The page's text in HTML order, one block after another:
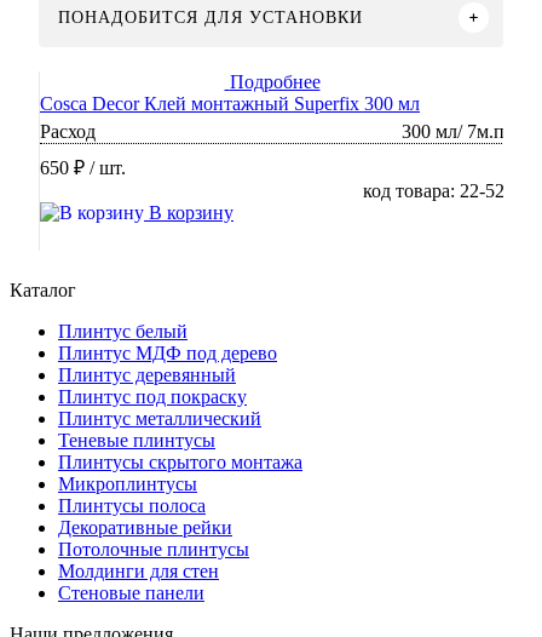
ПОНАДОБИТСЯ ДЛЯ УСТАНОВКИ
Подробнее
Cosca Decor Клей монтажный Superfix 300 мл
Расход
300 мл/ 7м.п
650 ₽ / шт.
код товара: 22-52
В корзину
Каталог
Плинтус белый
Плинтус МДФ под дерево
Плинтус деревянный
Плинтус под покраску
Плинтус металлический
Теневые плинтусы
Плинтусы скрытого монтажа
Микроплинтусы
Плинтусы полоса
Декоративные рейки
Потолочные плинтусы
Молдинги для стен
Стеновые панели